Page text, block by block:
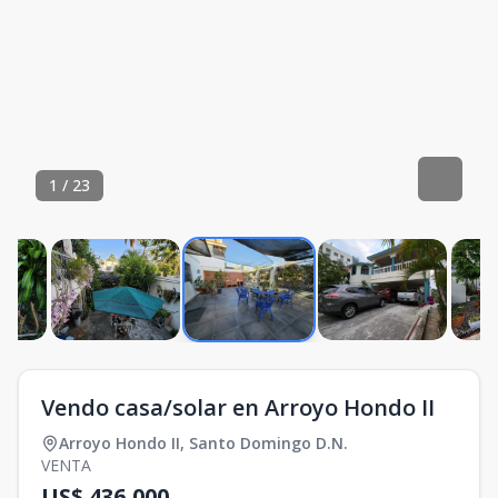
1 / 23
Vendo casa/solar en Arroyo Hondo II
Arroyo Hondo II, Santo Domingo D.N.
VENTA